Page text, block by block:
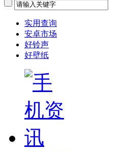
实用查询
安卓市场
好铃声
好壁纸